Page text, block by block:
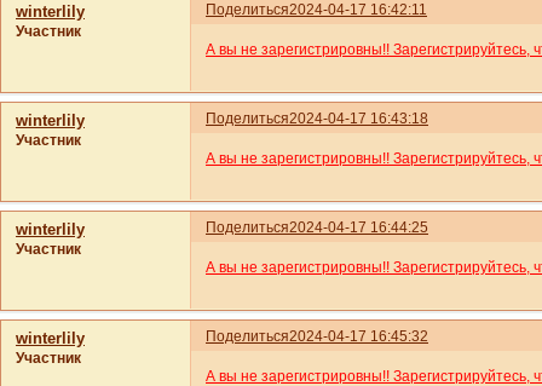
Поделиться2024-04-17 16:42:11
winterlily
Участник
А вы не зарегистрировны!! Зарегистрируйтесь,
Поделиться2024-04-17 16:43:18
winterlily
Участник
А вы не зарегистрировны!! Зарегистрируйтесь,
Поделиться2024-04-17 16:44:25
winterlily
Участник
А вы не зарегистрировны!! Зарегистрируйтесь,
Поделиться2024-04-17 16:45:32
winterlily
Участник
А вы не зарегистрировны!! Зарегистрируйтесь,